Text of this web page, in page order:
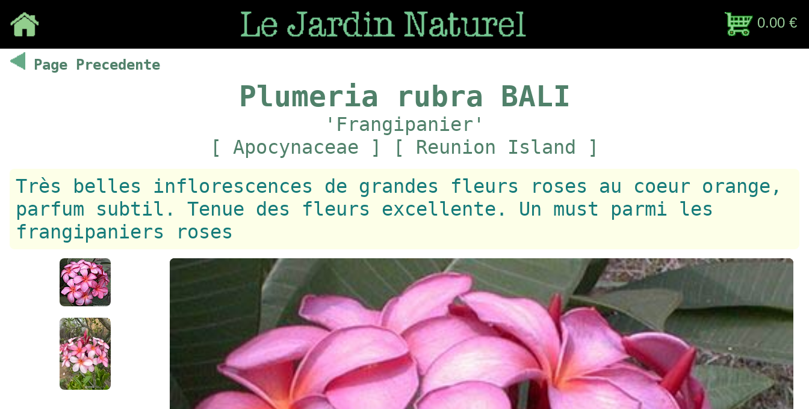
0.00 €
Page Precedente
Plumeria rubra BALI
'Frangipanier'
[ Apocynaceae ] [ Reunion Island ]
Très belles inflorescences de grandes fleurs roses au coeur orange,
parfum subtil. Tenue des fleurs excellente. Un must parmi les
frangipaniers roses